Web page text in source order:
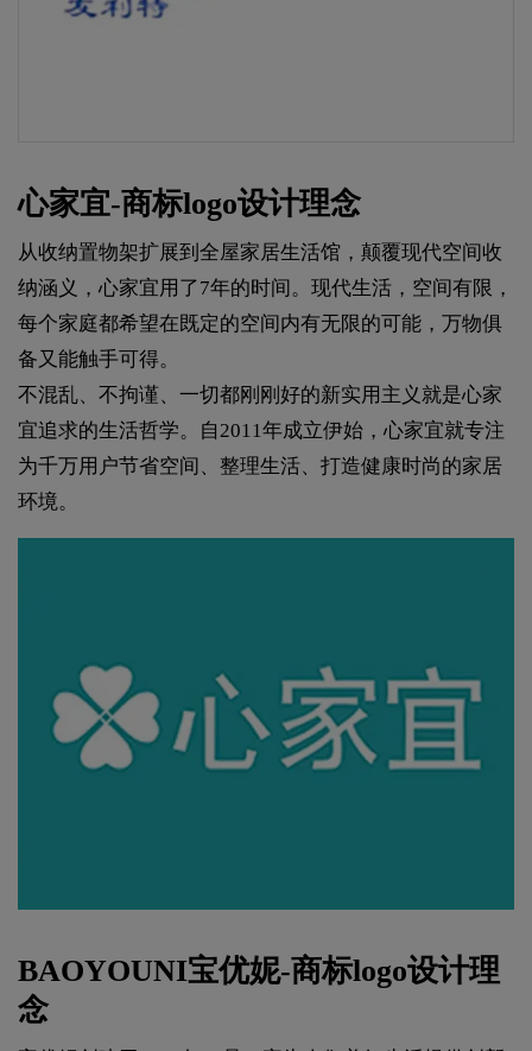
心家宜-商标logo设计理念
从收纳置物架扩展到全屋家居生活馆，颠覆现代空间收
纳涵义，心家宜用了7年的时间。现代生活，空间有限，
每个家庭都希望在既定的空间内有无限的可能，万物俱
备又能触手可得。
不混乱、不拘谨、一切都刚刚好的新实用主义就是心家
宜追求的生活哲学。自2011年成立伊始，心家宜就专注
为千万用户节省空间、整理生活、打造健康时尚的家居
环境。
BAOYOUNI宝优妮-商标logo设计理
念